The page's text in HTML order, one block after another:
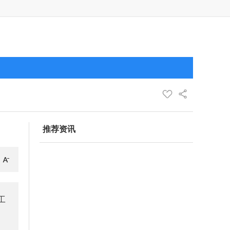
推荐资讯